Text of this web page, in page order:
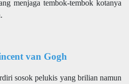
menjaga tembok-tembok kotanya
van Gogh
sosok pelukis yang brilian namun